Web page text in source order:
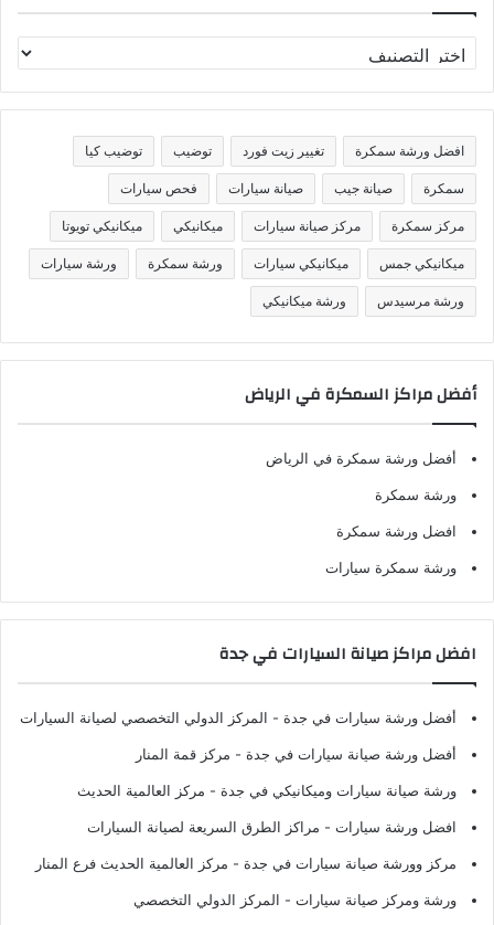
ص
ن
ف
ا
افضل ورشة سمكرة تغيير زيت فورد توضيب توضيب كيا
سمكرة صيانة جيب صيانة سيارات فحص سيارات
مركز سمكرة مركز صيانة سيارات ميكانيكي ميكانيكي تويوتا
ميكانيكي جمس ميكانيكي سيارات ورشة سمكرة ورشة سيارات
ورشة مرسيدس ورشة ميكانيكي
أفضل مراكز السمكرة في الرياض
أفضل ورشة سمكرة في الرياض
ورشة سمكرة
افضل ورشة سمكرة
ورشة سمكرة سيارات
افضل مراكز صيانة السيارات في جدة
أفضل ورشة سيارات في جدة - المركز الدولي التخصصي لصيانة السيارات
أفضل ورشة صيانة سيارات في جدة - مركز قمة المنار
ورشة صيانة سيارات وميكانيكي في جدة - مركز العالمية الحديث
افضل ورشة سيارات - مراكز الطرق السريعة لصيانة السيارات
مركز وورشة صيانة سيارات في جدة - مركز العالمية الحديث فرع المنار
ورشة ومركز صيانة سيارات - المركز الدولي التخصصي